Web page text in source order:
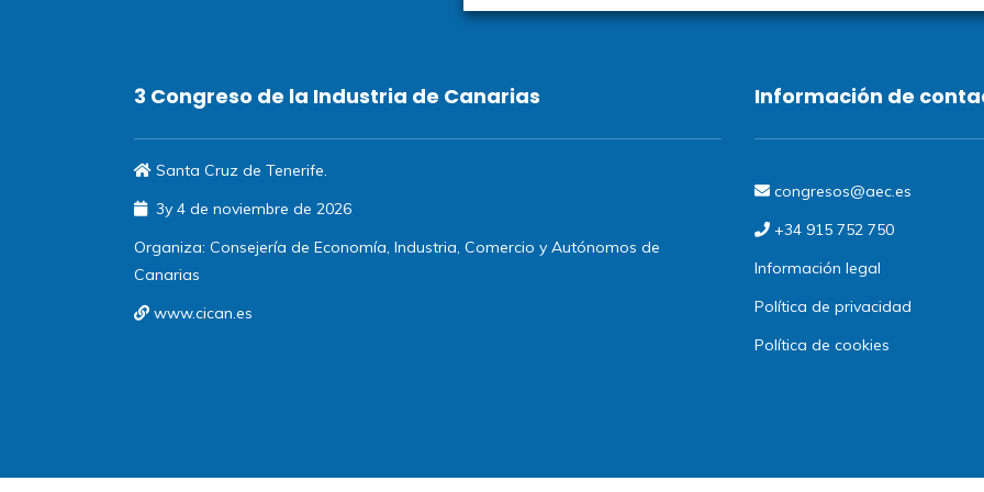
3 Congreso de la Industria de Canarias
Santa Cruz de Tenerife.
3y 4 de noviembre de 2026
Organiza: Consejería de Economía, Industria, Comercio y Autónomos de
Canarias
www.cican.es
Información de
congresos@aec.es
+34 915 752 750
Información legal
Política de privacidad
Política de cookies